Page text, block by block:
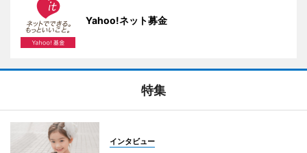
Yahoo!ネット募金
特集
インタビュー